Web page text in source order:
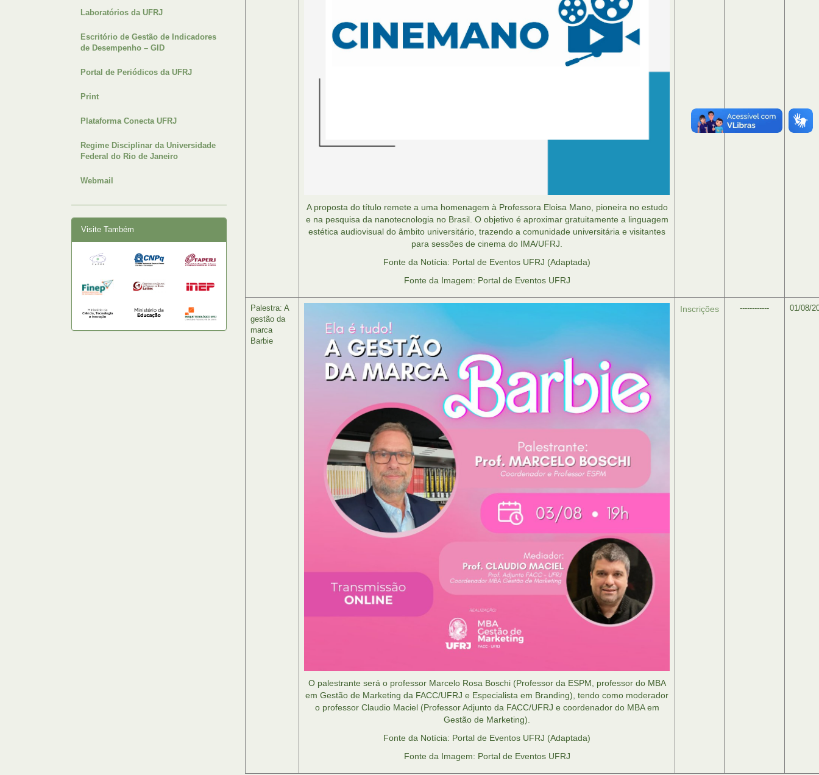
Laboratórios da UFRJ
Escritório de Gestão de Indicadores
de Desempenho – GID
Portal de Periódicos da UFRJ
Print
Plataforma Conecta UFRJ
Regime Disciplinar da Universidade
Federal do Rio de Janeiro
Webmail
Visite Também
A proposta do título remete a uma homenagem à Professora Eloisa Mano, pioneira no estudo
e na pesquisa da nanotecnologia no Brasil. O objetivo é aproximar gratuitamente a linguagem
estética audiovisual do âmbito universitário, trazendo a comunidade universitária e visitantes
para sessões de cinema do IMA/UFRJ.
Fonte da Notícia: Portal de Eventos UFRJ (Adaptada)
Fonte da Imagem: Portal de Eventos UFRJ
Palestra: A
gestão da
marca
Barbie
O palestrante será o professor Marcelo Rosa Boschi (Professor da ESPM, professor do MBA
em Gestão de Marketing da FACC/UFRJ e Especialista em Branding), tendo como moderador
o professor Claudio Maciel (Professor Adjunto da FACC/UFRJ e coordenador do MBA em
Gestão de Marketing).
Fonte da Notícia: Portal de Eventos UFRJ (Adaptada)
Fonte da Imagem: Portal de Eventos UFRJ
Inscrições ------------ 01/08/